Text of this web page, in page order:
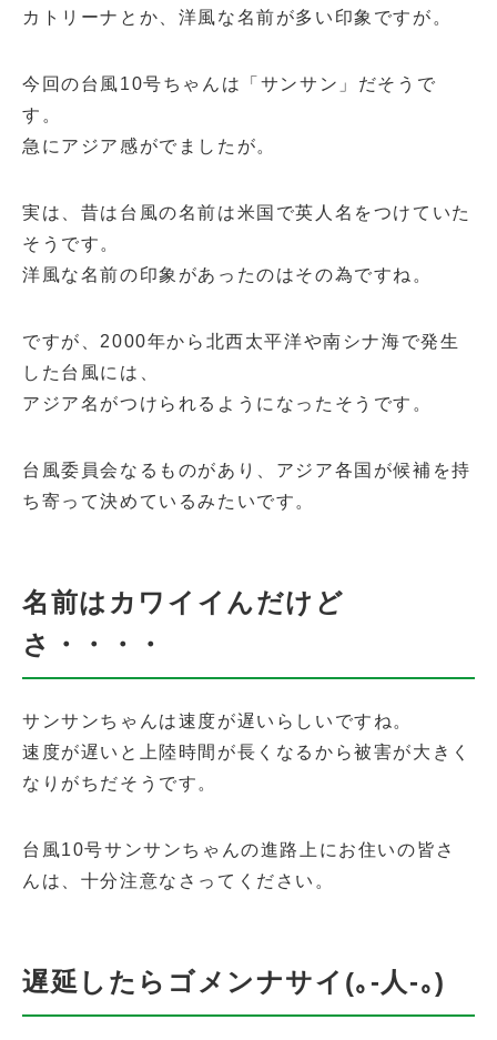
カトリーナとか、洋風な名前が多い印象ですが。
今回の台風10号ちゃんは「サンサン」だそうで
す。
急にアジア感がでましたが。
実は、昔は台風の名前は米国で英人名をつけていた
そうです。
洋風な名前の印象があったのはその為ですね。
ですが、2000年から北西太平洋や南シナ海で発生
した台風には、
アジア名がつけられるようになったそうです。
台風委員会なるものがあり、アジア各国が候補を持
ち寄って決めているみたいです。
名前はカワイイんだけど
さ・・・・
サンサンちゃんは速度が遅いらしいですね。
速度が遅いと上陸時間が長くなるから被害が大きく
なりがちだそうです。
台風10号サンサンちゃんの進路上にお住いの皆さ
んは、十分注意なさってください。
遅延したらゴメンナサイ(｡-人-｡)